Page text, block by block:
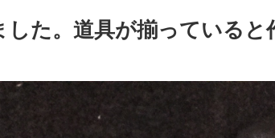
た。道具が揃っていると